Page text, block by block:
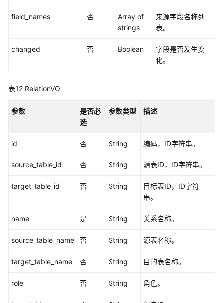
field_names 否
Array of
strings
来源字段名称列
表。
changed 否 Boolean
字段是否发生变
化。
表12 RelationVO
参数
是否必
选
参数类型 描述
id 否 String 编码，ID字符串。
source_table_id 否 String 源表ID，ID字符串。
target_table_id 否 String
目标表ID，ID字符
串。
name 是 String 关系名称。
source_table_name 否 String 源表名称。
target_table_name 否 String 目的表名称。
role 否 String 角色。